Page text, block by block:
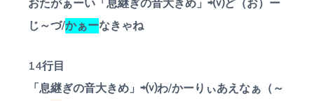
おたがぁーい「息継ぎの音大きめ」⇨⒱ど（お）ー
じ～づ/かぁーなきゃね
14行目
「息継ぎの音大きめ」⇨⒱わ/かーりぃあえなぁ（～